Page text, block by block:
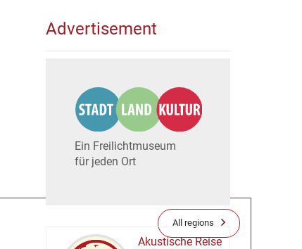
All regions
Advertisement
Ein Freilichtmuseum
für jeden Ort
Akustische Reise